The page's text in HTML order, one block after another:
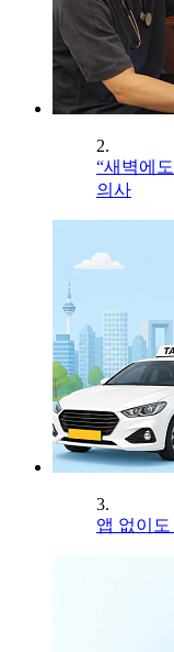
2.
“새벽에
의사
3.
앱 없이